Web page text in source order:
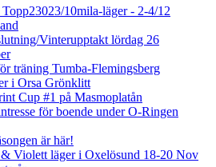
10mila-läger - 2-4/12
Vinterupptakt lördag 26
träning Tumba-Flemingsberg
i Orsa Grönklitt
Cup #1 på Masmoplatån
för boende under O-Ringen
är här!
Violett läger i Oxelösund 18-20 Nov